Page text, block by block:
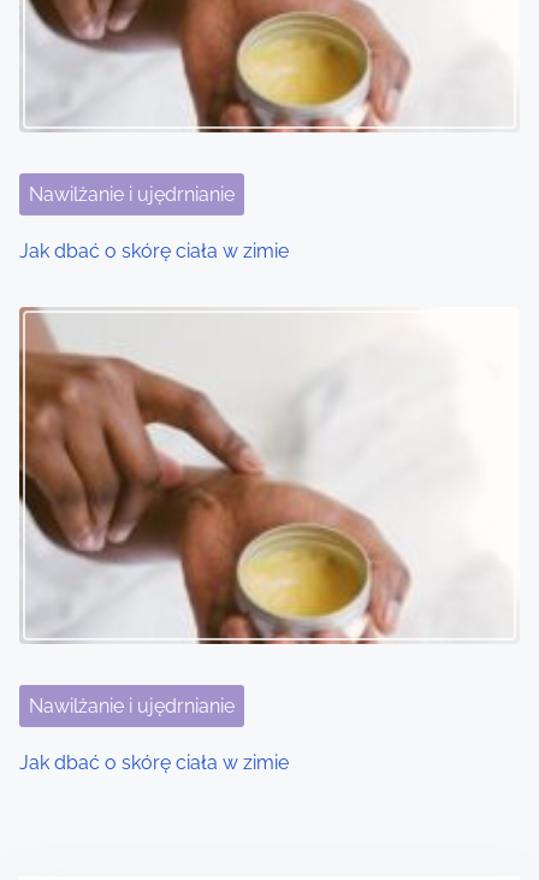
Nawilżanie i ujędrnianie
Jak dbać o skórę ciała w zimie
Nawilżanie i ujędrnianie
Jak dbać o skórę ciała w zimie